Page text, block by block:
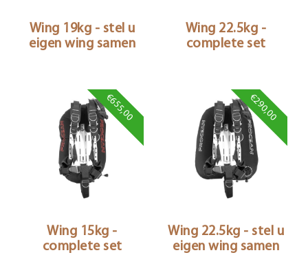
Wing 19kg - stel u
eigen wing samen
Wing 22.5kg -
complete set
€655,00
Wing 15kg -
complete set
€290,00
Wing 22.5kg - stel u
eigen wing samen